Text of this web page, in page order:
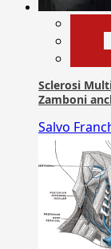
Sclerosi
Zamboni
Salvo